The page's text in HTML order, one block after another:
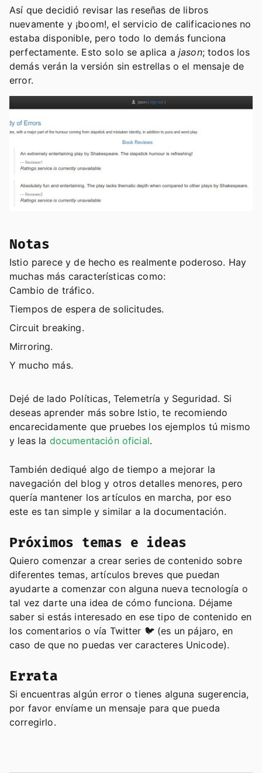
Así que decidió revisar las reseñas de libros
nuevamente y ¡boom!, el servicio de calificaciones no
estaba disponible, pero todo lo demás funciona
perfectamente. Esto solo se aplica a jason; todos los
demás verán la versión sin estrellas o el mensaje de
error.
Notas
Istio parece y de hecho es realmente poderoso. Hay
muchas más características como:
Cambio de tráfico.
Tiempos de espera de solicitudes.
Circuit breaking.
Mirroring.
Y mucho más.
Dejé de lado Políticas, Telemetría y Seguridad. Si
deseas aprender más sobre Istio, te recomiendo
encarecidamente que pruebes los ejemplos tú mismo
y leas la documentación oficial.
También dediqué algo de tiempo a mejorar la
navegación del blog y otros detalles menores, pero
quería mantener los artículos en marcha, por eso
este es tan simple y similar a la documentación.
Próximos temas e ideas
Quiero comenzar a crear series de contenido sobre
diferentes temas, artículos breves que puedan
ayudarte a comenzar con alguna nueva tecnología o
tal vez darte una idea de cómo funciona. Déjame
saber si estás interesado en ese tipo de contenido en
los comentarios o vía Twitter 🐦 (es un pájaro, en
caso de que no puedas ver caracteres Unicode).
Errata
Si encuentras algún error o tienes alguna sugerencia,
por favor envíame un mensaje para que pueda
corregirlo.